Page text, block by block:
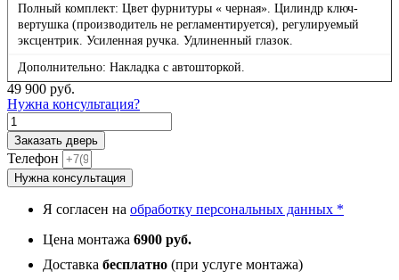
Полный комплект: Цвет фурнитуры « черная». Цилиндр ключ-
вертушка (производитель не регламентируется), регулируемый
эксцентрик. Усиленная ручка. Удлиненный глазок.
Дополнительно: Накладка с автошторкой.
49 900 руб.
Нужна консультация?
Количество
товара
НаноБлэк
лайн,
панель
Дуб
кантри
темный
Заказать дверь
Телефон
Нужна консультация
Я согласен на обработку персональных данных *
Цена монтажа 6900 руб.
Доставка бесплатно (при услуге монтажа)